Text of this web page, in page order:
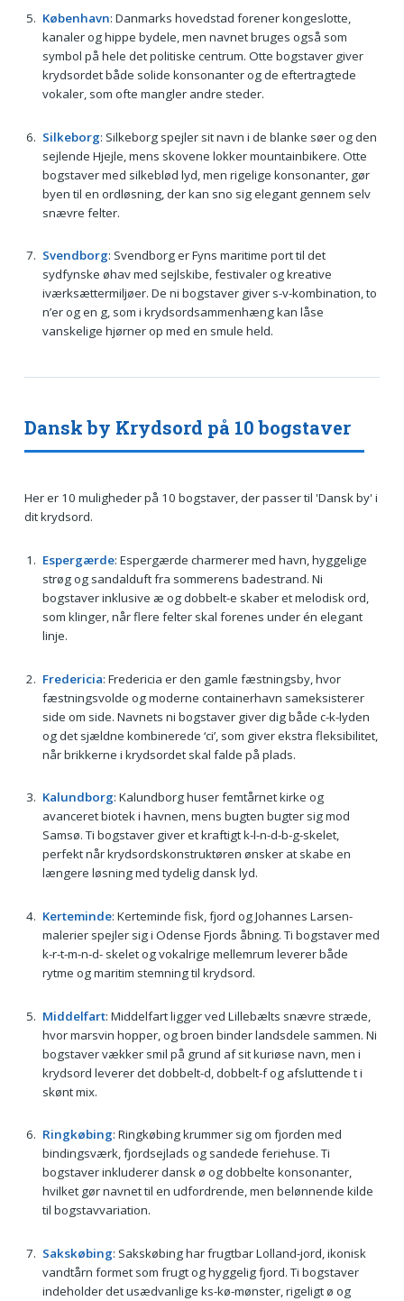
København: Danmarks hovedstad forener kongeslotte,
kanaler og hippe bydele, men navnet bruges også som
symbol på hele det politiske centrum. Otte bogstaver giver
krydsordet både solide konsonanter og de eftertragtede
vokaler, som ofte mangler andre steder.
Silkeborg: Silkeborg spejler sit navn i de blanke søer og den
sejlende Hjejle, mens skovene lokker mountainbikere. Otte
bogstaver med silkeblød lyd, men rigelige konsonanter, gør
byen til en ordløsning, der kan sno sig elegant gennem selv
snævre felter.
Svendborg: Svendborg er Fyns maritime port til det
sydfynske øhav med sejlskibe, festivaler og kreative
iværksættermiljøer. De ni bogstaver giver s-v-kombination, to
n’er og en g, som i krydsordsammenhæng kan låse
vanskelige hjørner op med en smule held.
Dansk by Krydsord på 10 bogstaver
Her er 10 muligheder på 10 bogstaver, der passer til 'Dansk by' i
dit krydsord.
Espergærde: Espergærde charmerer med havn, hyggelige
strøg og sandalduft fra sommerens badestrand. Ni
bogstaver inklusive æ og dobbelt-e skaber et melodisk ord,
som klinger, når flere felter skal forenes under én elegant
linje.
Fredericia: Fredericia er den gamle fæstningsby, hvor
fæstningsvolde og moderne containerhavn sameksisterer
side om side. Navnets ni bogstaver giver dig både c-k-lyden
og det sjældne kombinerede ‘ci’, som giver ekstra fleksibilitet,
når brikkerne i krydsordet skal falde på plads.
Kalundborg: Kalundborg huser femtårnet kirke og
avanceret biotek i havnen, mens bugten bugter sig mod
Samsø. Ti bogstaver giver et kraftigt k-l-n-d-b-g-skelet,
perfekt når krydsordskonstruktøren ønsker at skabe en
længere løsning med tydelig dansk lyd.
Kerteminde: Kerteminde fisk, fjord og Johannes Larsen-
malerier spejler sig i Odense Fjords åbning. Ti bogstaver med
k-r-t-m-n-d- skelet og vokalrige mellemrum leverer både
rytme og maritim stemning til krydsord.
Middelfart: Middelfart ligger ved Lillebælts snævre stræde,
hvor marsvin hopper, og broen binder landsdele sammen. Ni
bogstaver vækker smil på grund af sit kuriøse navn, men i
krydsord leverer det dobbelt-d, dobbelt-f og afsluttende t i
skønt mix.
Ringkøbing: Ringkøbing krummer sig om fjorden med
bindingsværk, fjordsejlads og sandede feriehuse. Ti
bogstaver inkluderer dansk ø og dobbelte konsonanter,
hvilket gør navnet til en udfordrende, men belønnende kilde
til bogstavvariation.
Sakskøbing: Sakskøbing har frugtbar Lolland-jord, ikonisk
vandtårn formet som frugt og hyggelig fjord. Ti bogstaver
indeholder det usædvanlige ks-kø-mønster, rigeligt ø og